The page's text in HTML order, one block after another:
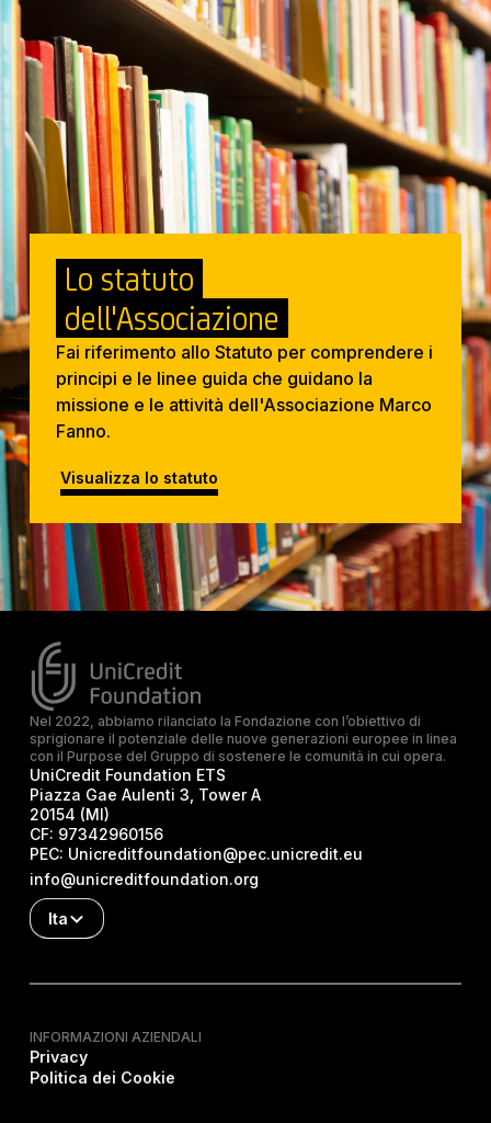
Lo statuto
dell'Associazione
Fai riferimento allo Statuto per comprendere i
principi e le linee guida che guidano la
missione e le attività dell'Associazione Marco
Fanno.
Visualizza lo statuto
Nel 2022, abbiamo rilanciato la Fondazione con l’obiettivo di
sprigionare il potenziale delle nuove generazioni europee in linea
con il Purpose del Gruppo di sostenere le comunità in cui opera.
UniCredit Foundation ETS
Piazza Gae Aulenti 3, Tower A
20154 (MI)
CF: 97342960156
PEC: Unicreditfoundation@pec.unicredit.eu
info@unicreditfoundation.org
Ita
INFORMAZIONI AZIENDALI
Privacy
Politica dei Cookie